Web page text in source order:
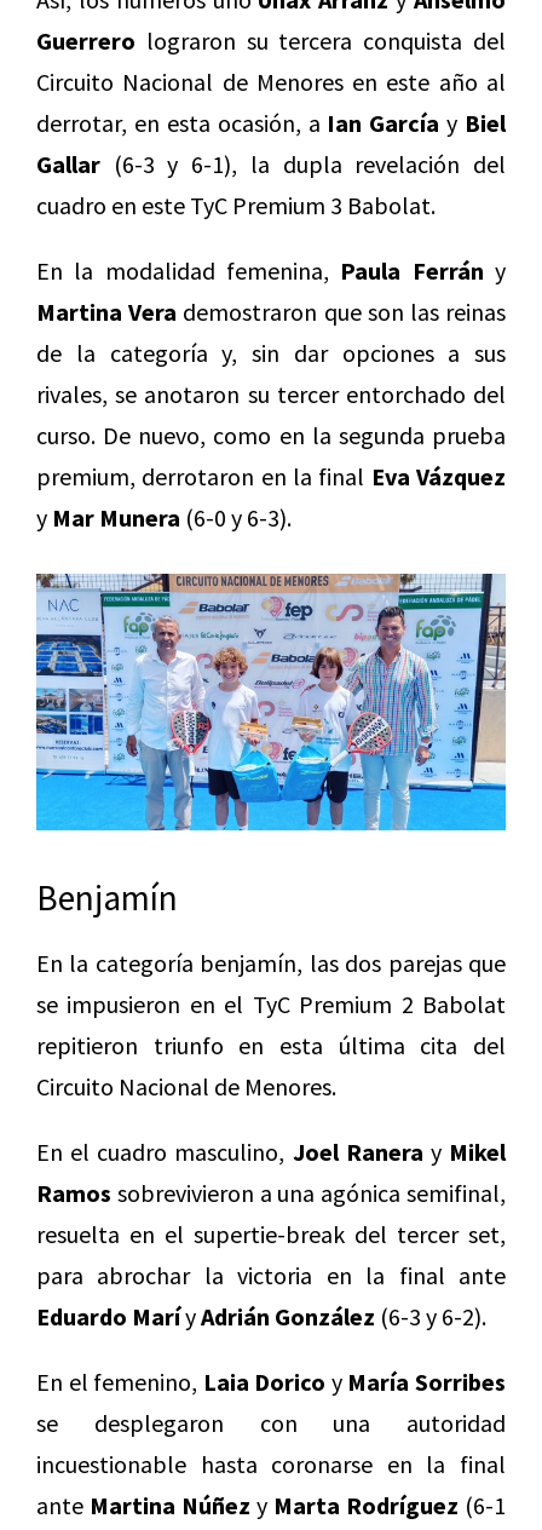
Guerrero lograron su tercera conquista del
Circuito Nacional de Menores en este año al
derrotar, en esta ocasión, a Ian García y Biel
Gallar (6-3 y 6-1), la dupla revelación del
cuadro en este TyC Premium 3 Babolat.
En la modalidad femenina, Paula Ferrán y
Martina Vera demostraron que son las reinas
de la categoría y, sin dar opciones a sus
rivales, se anotaron su tercer entorchado del
curso. De nuevo, como en la segunda prueba
premium, derrotaron en la final Eva Vázquez
y Mar Munera (6-0 y 6-3).
Benjamín
En la categoría benjamín, las dos parejas que
se impusieron en el TyC Premium 2 Babolat
repitieron triunfo en esta última cita del
Circuito Nacional de Menores.
En el cuadro masculino, Joel Ranera y Mikel
Ramos sobrevivieron a una agónica semifinal,
resuelta en el supertie-break del tercer set,
para abrochar la victoria en la final ante
Eduardo MaríyAdrián González (6-3 y 6-2).
En el femenino, Laia Dorico y María Sorribes
se desplegaron con una autoridad
incuestionable hasta coronarse en la final
ante Martina Núñez y Marta Rodríguez (6-1